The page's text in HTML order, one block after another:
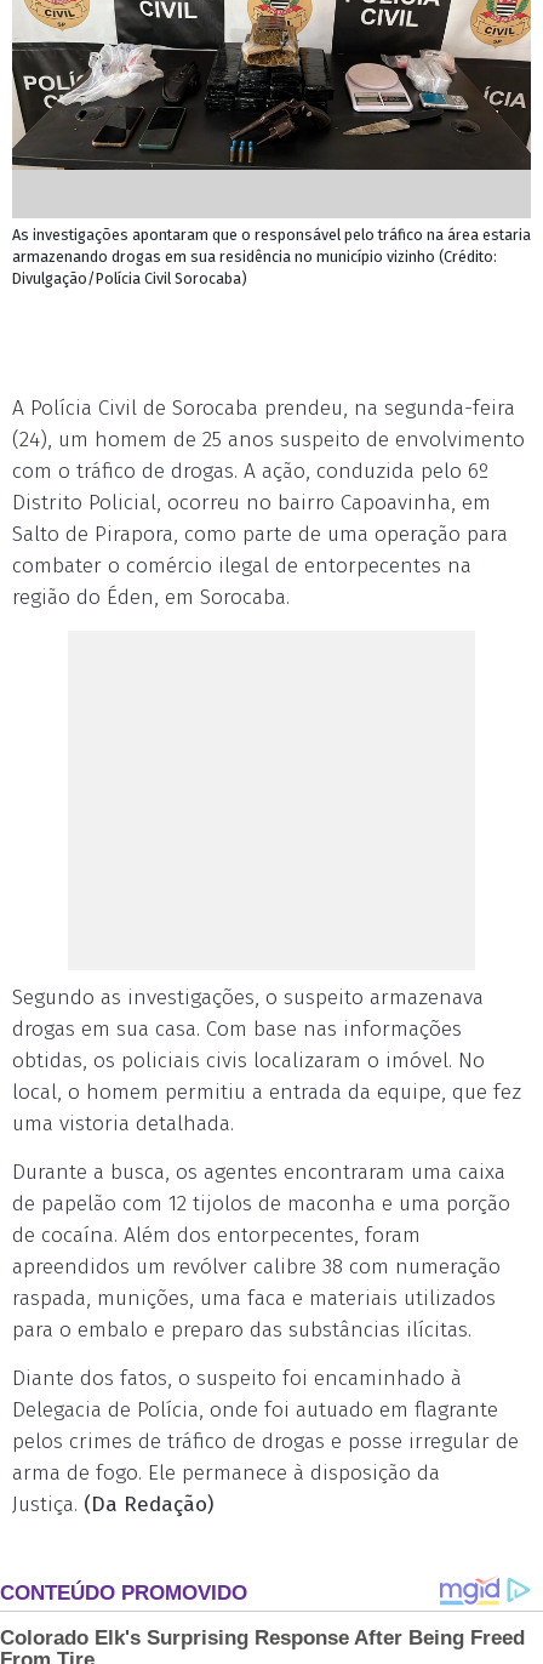
As investigações apontaram que o responsável pelo tráfico na área estaria
armazenando drogas em sua residência no município vizinho (Crédito:
Divulgação/Polícia Civil Sorocaba)
A Polícia Civil de Sorocaba prendeu, na segunda-feira
(24), um homem de 25 anos suspeito de envolvimento
com o tráfico de drogas. A ação, conduzida pelo 6º
Distrito Policial, ocorreu no bairro Capoavinha, em
Salto de Pirapora, como parte de uma operação para
combater o comércio ilegal de entorpecentes na
região do Éden, em Sorocaba.
Segundo as investigações, o suspeito armazenava
drogas em sua casa. Com base nas informações
obtidas, os policiais civis localizaram o imóvel. No
local, o homem permitiu a entrada da equipe, que fez
uma vistoria detalhada.
Durante a busca, os agentes encontraram uma caixa
de papelão com 12 tijolos de maconha e uma porção
de cocaína. Além dos entorpecentes, foram
apreendidos um revólver calibre 38 com numeração
raspada, munições, uma faca e materiais utilizados
para o embalo e preparo das substâncias ilícitas.
Diante dos fatos, o suspeito foi encaminhado à
Delegacia de Polícia, onde foi autuado em flagrante
pelos crimes de tráfico de drogas e posse irregular de
arma de fogo. Ele permanece à disposição da
Justiça. (Da Redação)